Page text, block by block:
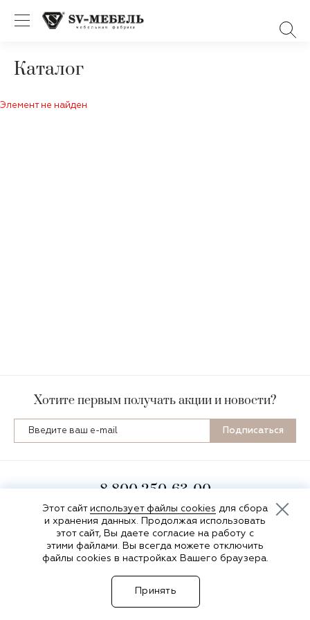
Каталог
Элемент не найден
Хотите первым получать акции и новости?
Подписаться
8 800 250-63-00
пн-пт 8:00-16:30 по мск
© Фабрика «SV-Мебель» 2026
Сделано вПенза-Онлайн
Этот сайт использует файлы cookies для сбора
и хранения данных. Продолжая использовать
этот сайт, Вы даете согласие на работу с
этими файлами. Вы всегда можете отключить
файлы cookies в настройках Вашего браузера.
Принять